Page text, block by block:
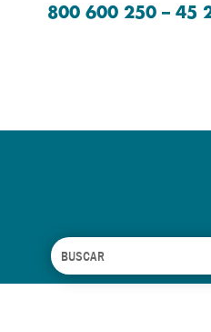
800 600 250 – 45